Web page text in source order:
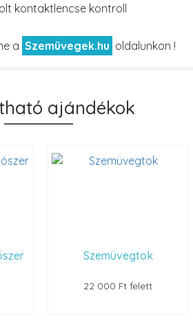
kontaktlencse kontroll
a Szemüvegek.hu oldalunkon !
ajándékok
Szemüvegtok
22 000 Ft felett